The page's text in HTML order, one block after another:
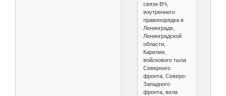
связи ВЧ,
внутреннего
правопорядка в
Ленинграде,
Ленинградской
области,
Карелии,
войскового тыла
Северного
фронта, Северо-
Западного
фронта, вела